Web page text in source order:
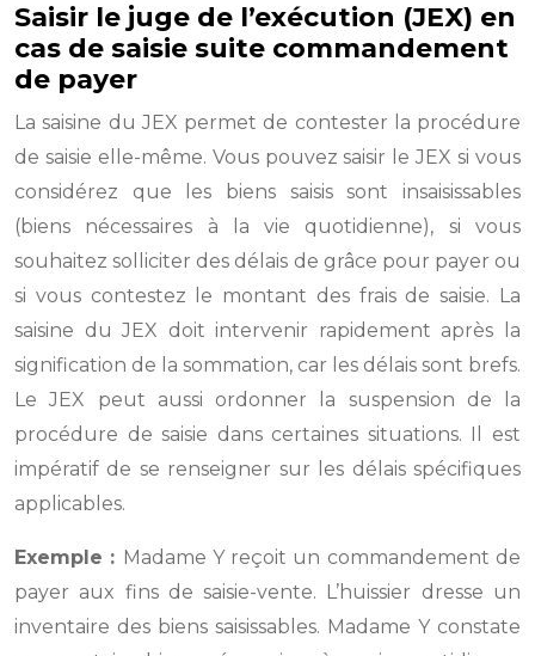
Saisir le juge de l’exécution (JEX) en
cas de saisie suite commandement
de payer
La saisine du JEX permet de contester la procédure
de saisie elle-même. Vous pouvez saisir le JEX si vous
considérez que les biens saisis sont insaisissables
(biens nécessaires à la vie quotidienne), si vous
souhaitez solliciter des délais de grâce pour payer ou
si vous contestez le montant des frais de saisie. La
saisine du JEX doit intervenir rapidement après la
signification de la sommation, car les délais sont brefs.
Le JEX peut aussi ordonner la suspension de la
procédure de saisie dans certaines situations. Il est
impératif de se renseigner sur les délais spécifiques
applicables.
Exemple : Madame Y reçoit un commandement de
payer aux fins de saisie-vente. L’huissier dresse un
inventaire des biens saisissables. Madame Y constate